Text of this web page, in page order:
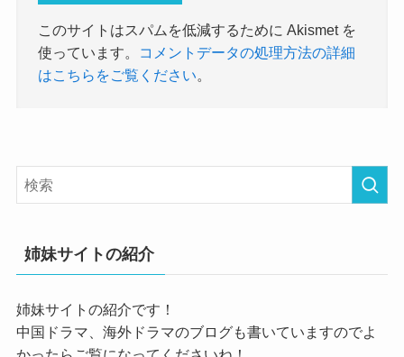
このサイトはスパムを低減するために Akismet を
使っています。
コメントデータの処理方法の詳細
はこちらをご覧ください。
姉妹サイトの紹介
姉妹サイトの紹介です！
中国ドラマ、海外ドラマのブログも書いていますのでよ